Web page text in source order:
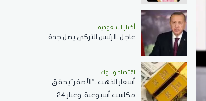
أخبار السعودية
عاجل..الرئيس التركي يصل جدة
اقتصاد وبنوك
أسعار الذهب.."الأصفر"يحقق
مكاسب أسبوعية..وعيار 24